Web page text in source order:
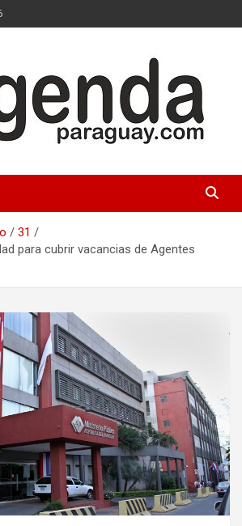
31
para cubrir vacancias de Agentes